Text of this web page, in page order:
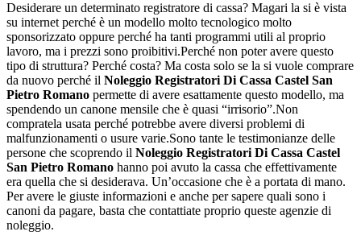
Desiderare un determinato registratore di cassa? Magari la si è vista
su internet perché è un modello molto tecnologico molto
sponsorizzato oppure perché ha tanti programmi utili al proprio
lavoro, ma i prezzi sono proibitivi.Perché non poter avere questo
tipo di struttura? Perché costa? Ma costa solo se la si vuole comprare
da nuovo perché il Noleggio Registratori Di Cassa Castel San
Pietro Romano permette di avere esattamente questo modello, ma
spendendo un canone mensile che è quasi “irrisorio”.Non
compratela usata perché potrebbe avere diversi problemi di
malfunzionamenti o usure varie.Sono tante le testimonianze delle
persone che scoprendo il Noleggio Registratori Di Cassa Castel
San Pietro Romano hanno poi avuto la cassa che effettivamente
era quella che si desiderava. Un’occasione che è a portata di mano.
Per avere le giuste informazioni e anche per sapere quali sono i
canoni da pagare, basta che contattiate proprio queste agenzie di
noleggio.